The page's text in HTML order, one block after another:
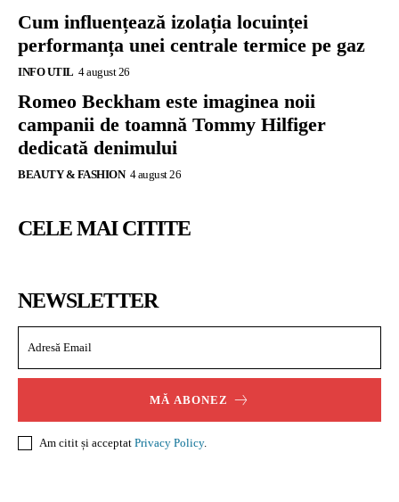
Cum influențează izolația locuinței
performanța unei centrale termice pe gaz
INFO UTIL 4 august 26
Romeo Beckham este imaginea noii
campanii de toamnă Tommy Hilfiger
dedicată denimului
BEAUTY & FASHION 4 august 26
CELE MAI CITITE
NEWSLETTER
MĂ ABONEZ
Am citit și acceptat Privacy Policy.